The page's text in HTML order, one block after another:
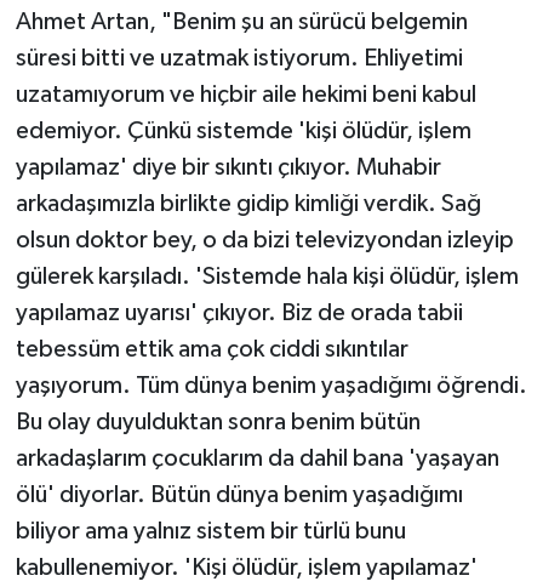
Ahmet Artan, "Benim şu an sürücü belgemin
süresi bitti ve uzatmak istiyorum. Ehliyetimi
uzatamıyorum ve hiçbir aile hekimi beni kabul
edemiyor. Çünkü sistemde 'kişi ölüdür, işlem
yapılamaz' diye bir sıkıntı çıkıyor. Muhabir
arkadaşımızla birlikte gidip kimliği verdik. Sağ
olsun doktor bey, o da bizi televizyondan izleyip
gülerek karşıladı. 'Sistemde hala kişi ölüdür, işlem
yapılamaz uyarısı' çıkıyor. Biz de orada tabii
tebessüm ettik ama çok ciddi sıkıntılar
yaşıyorum. Tüm dünya benim yaşadığımı öğrendi.
Bu olay duyulduktan sonra benim bütün
arkadaşlarım çocuklarım da dahil bana 'yaşayan
ölü' diyorlar. Bütün dünya benim yaşadığımı
biliyor ama yalnız sistem bir türlü bunu
kabullenemiyor. 'Kişi ölüdür, işlem yapılamaz'